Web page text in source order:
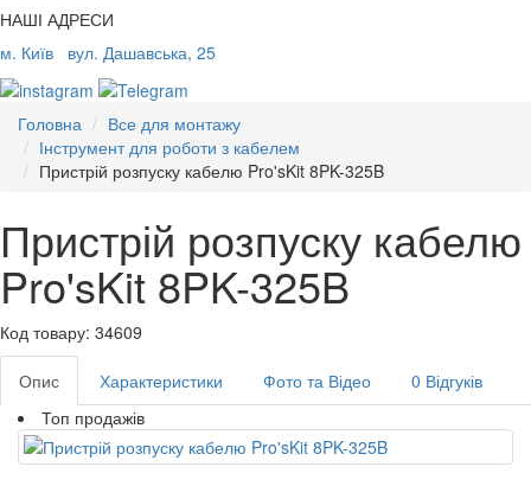
НАШІ АДРЕСИ
м. Київ
вул. Дашавська, 25
Головна
Все для монтажу
Інструмент для роботи з кабелем
Пристрій розпуску кабелю Pro'sKit 8PK-325B
Пристрій розпуску кабелю
Pro'sKit 8PK-325B
Код товару: 34609
Опис Характеристики Фото та Відео
0 Відгуків
Топ продажів